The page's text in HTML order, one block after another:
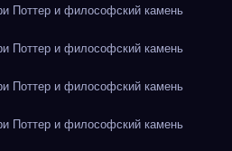
Поттер и философский камень
Поттер и философский камень
Поттер и философский камень
Поттер и философский камень